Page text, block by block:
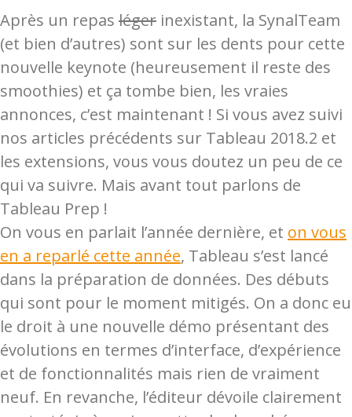
Après un repas léger inexistant, la SynalTeam
(et bien d’autres) sont sur les dents pour cette
nouvelle keynote (heureusement il reste des
smoothies) et ça tombe bien, les vraies
annonces, c’est maintenant ! Si vous avez suivi
nos articles précédents sur Tableau 2018.2 et
les extensions, vous vous doutez un peu de ce
qui va suivre. Mais avant tout parlons de
Tableau Prep !
On vous en parlait l’année dernière, et on vous
en a reparlé cette année, Tableau s’est lancé
dans la préparation de données. Des débuts
qui sont pour le moment mitigés. On a donc eu
le droit à une nouvelle démo présentant des
évolutions en termes d’interface, d’expérience
et de fonctionnalités mais rien de vraiment
neuf. En revanche, l’éditeur dévoile clairement